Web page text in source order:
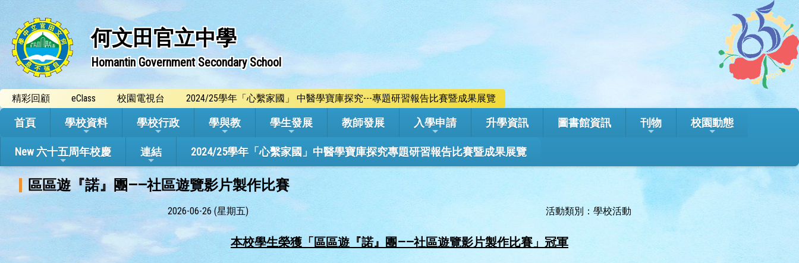
何文田官立中學
Homantin Government Secondary School
精彩回顧 eClass 校園電視台 2024/25學年「心繫家國」 中醫學寶庫探究---專題研習報告比賽暨成果展覽
首頁 學校資料 學校行政 學與教 學生發展 教師發展 入學申請 升學資訊 圖書館資訊 刊物 校園動態
New 六十五周年校慶 連結 2024/25學年「心繫家國」中醫學寶庫探究專題研習報告比賽暨成果展覽
區區遊『諾』團——社區遊覽影片製作比賽
2026-06-26 (星期五) 活動類別：學校活動
本校學生榮獲「區區遊『諾』團——社區遊覽影片製作比賽」冠軍